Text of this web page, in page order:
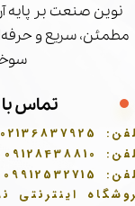
نوین صنعت بر پایه
مطمئن، سریع و
تماس با
02136837925
09128438810
09912532715
اینترنتی